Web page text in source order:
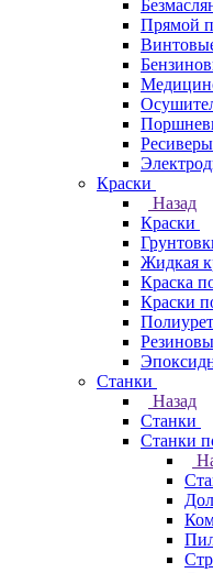
Прямой
Ресиверы
Краски
Назад
Краски
Жидкая
Краска
Краски
Станки
Назад
Станки
Станки